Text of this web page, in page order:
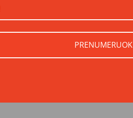
PRENUMERUOK